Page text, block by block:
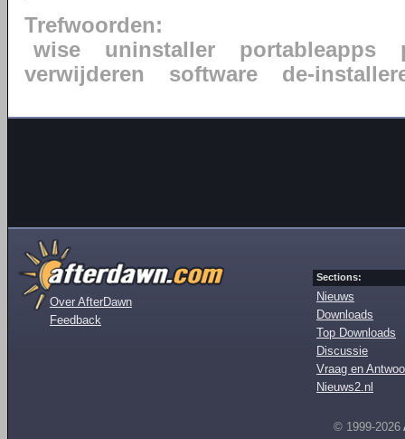
Trefwoorden:
wise
uninstaller portableapps
verwijderen
software de-
Over AfterDawn
Feedback
Sections:
Nieuws
Downloads
Top Downloads
Discussie
Vraag en
Nieuws2.nl
© 1999-2026